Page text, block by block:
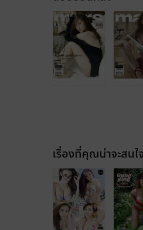
เรื่องที่คุณน่าจะสนใ